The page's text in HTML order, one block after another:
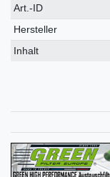
Technisches
Merkmal
Wert
Art.-ID
Hersteller
Inhalt